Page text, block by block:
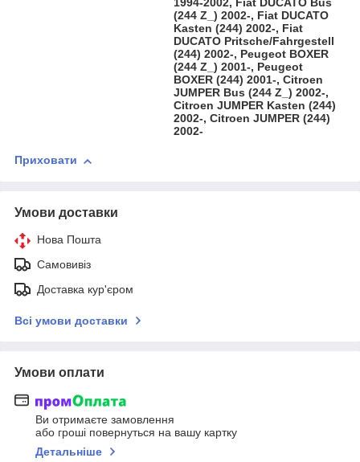
1994-2002, Fiat DUCATO Bus
(244 Z_) 2002-, Fiat DUCATO
Kasten (244) 2002-, Fiat
DUCATO Pritsche/Fahrgestell
(244) 2002-, Peugeot BOXER
(244 Z_) 2001-, Peugeot
BOXER (244) 2001-, Citroen
JUMPER Bus (244 Z_) 2002-,
Citroen JUMPER Kasten (244)
2002-, Citroen JUMPER (244)
2002-
Приховати
Умови доставки
Нова Пошта
Самовивіз
Доставка кур'єром
Всі умови доставки
Умови оплати
Ви отримаєте замовлення
або гроші повернуться на вашу картку
Детальніше